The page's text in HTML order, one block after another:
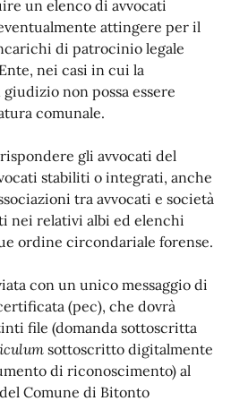
un elenco di avvocati
attingere per il
di patrocinio legale
nei casi in cui la
non possa essere
comunale.
rispondere gli avvocati del
stabiliti o integrati, anche
tra avvocati e società
nei relativi albi ed elenchi
ordine circondariale forense.
con un unico messaggio di
(pec), che dovrà
file (domanda sottoscritta
sottoscritto digitalmente
di riconoscimento) al
Comune di Bitonto